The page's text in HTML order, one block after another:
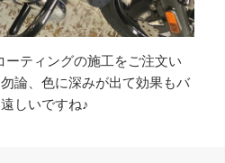
ーティングの施工をご注文い
論、色に深みが出て効果もバ
しいですね♪